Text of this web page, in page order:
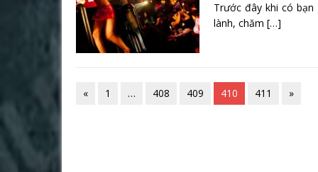
Trước đây khi có
lành, chăm […]
« 1 … 408 409 410 411 »